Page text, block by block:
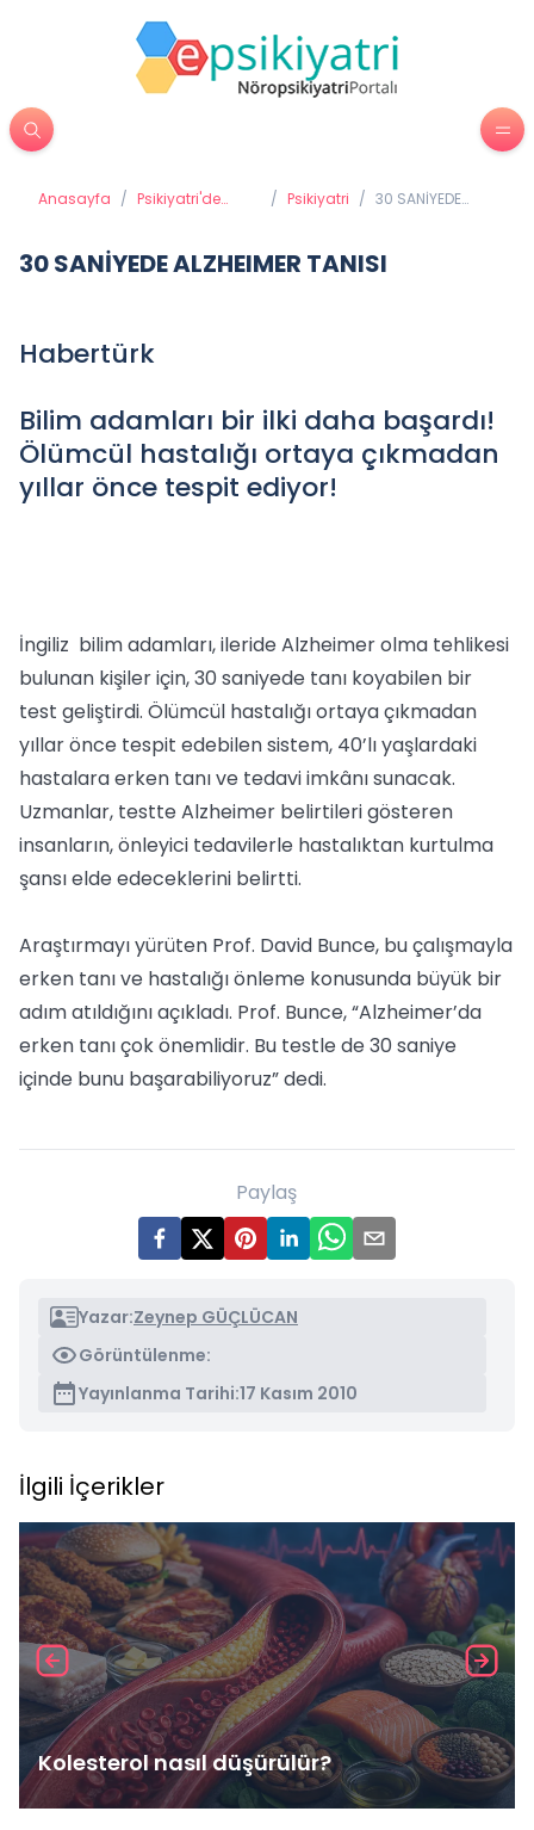
Anasayfa / Psikiyatri'de
/ Psikiyatri / 30 SANİYEDE
30 SANİYEDE ALZHEIMER TANISI
Habertürk
Bilim adamları bir ilki daha başardı!
Ölümcül hastalığı ortaya çıkmadan
yıllar önce tespit ediyor!
İngiliz bilim adamları, ileride Alzheimer olma tehlikesi
bulunan kişiler için, 30 saniyede tanı koyabilen bir
test geliştirdi. Ölümcül hastalığı ortaya çıkmadan
yıllar önce tespit edebilen sistem, 40’lı yaşlardaki
hastalara erken tanı ve tedavi imkânı sunacak.
Uzmanlar, testte Alzheimer belirtileri gösteren
insanların, önleyici tedavilerle hastalıktan kurtulma
şansı elde edeceklerini belirtti.
Araştırmayı yürüten Prof. David Bunce, bu çalışmayla
erken tanı ve hastalığı önleme konusunda büyük bir
adım atıldığını açıkladı. Prof. Bunce, “Alzheimer’da
erken tanı çok önemlidir. Bu testle de 30 saniye
içinde bunu başarabiliyoruz” dedi.
Paylaş
Yazar:Zeynep GÜÇLÜCAN
Görüntülenme:
Yayınlanma Tarihi:17 Kasım 2010
İlgili İçerikler
Kolesterol nasıl düşürülür?